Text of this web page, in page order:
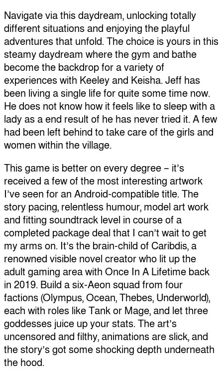
Navigate via this daydream, unlocking totally
different situations and enjoying the playful
adventures that unfold. The choice is yours in this
steamy daydream where the gym and bathe
become the backdrop for a variety of
experiences with Keeley and Keisha. Jeff has
been living a single life for quite some time now.
He does not know how it feels like to sleep with a
lady as a end result of he has never tried it. A few
had been left behind to take care of the girls and
women within the village.
This game is better on every degree – it’s
received a few of the most interesting artwork
I’ve seen for an Android-compatible title. The
story pacing, relentless humour, model art work
and fitting soundtrack level in course of a
completed package deal that I can’t wait to get
my arms on. It’s the brain-child of Caribdis, a
renowned visible novel creator who lit up the
adult gaming area with Once In A Lifetime back
in 2019. Build a six-Aeon squad from four
factions (Olympus, Ocean, Thebes, Underworld),
each with roles like Tank or Mage, and let three
goddesses juice up your stats. The art’s
uncensored and filthy, animations are slick, and
the story’s got some shocking depth underneath
the hood.